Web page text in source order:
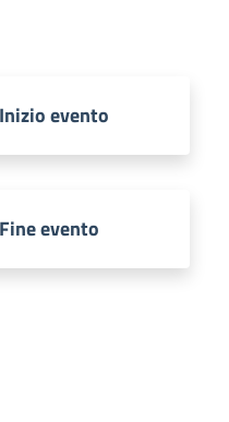
evento
evento